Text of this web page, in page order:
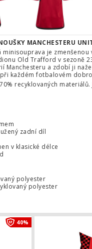
MANCHESTERU
minisouprava je
Old Trafford v sezoně
a zdobí ji
každém fotbalovém
recyklovaných
zadní díl
v klasické délce
polyester
polyester
40%